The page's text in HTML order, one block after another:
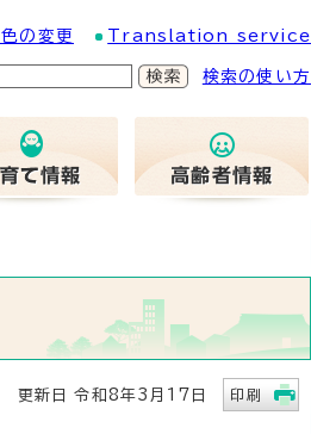
色の変更 Translation service
検索の使い方
更新日 令和8年3月17日 印刷